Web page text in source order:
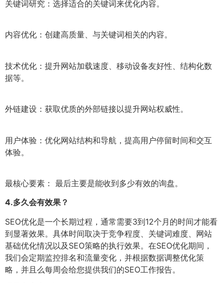
关键词研究：选择适合的关键词来优化内容。
内容优化：创建高质量、与关键词相关的内容。
技术优化：提升网站加载速度、移动设备友好性、结构化数
据等。
外链建设：获取优质的外部链接以提升网站权威性。
用户体验：优化网站结构和导航，提高用户停留时间和交互
体验。
最核心要素： 最后主要是能收到多少有效的询盘。
4.多久会有效果？
SEO优化是一个长期过程，通常需要3到12个月的时间才能看
到显著效果。具体时间取决于竞争程度、关键词难度、网站
基础优化情况以及SEO策略的执行效果。在SEO优化期间，
我们会定期监控排名和流量变化，并根据数据调整优化策
略，并且么每周会给您提供我们的SEO工作报告。